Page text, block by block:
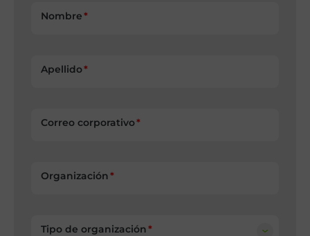
Nombre
Apellido
Correo corporativo
Organización
Tipo de organización